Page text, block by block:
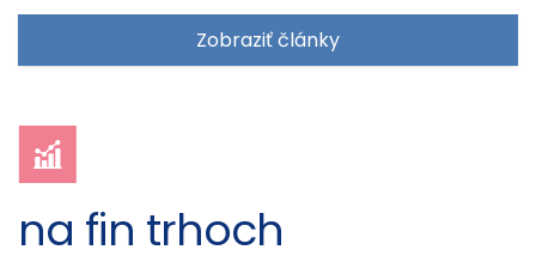
Zobraziť články
na fin trhoch